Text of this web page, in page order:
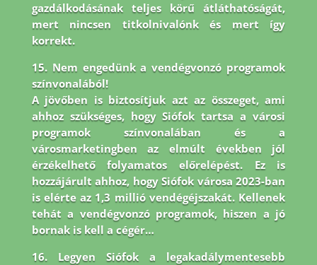
gazdálkodásának teljes körű átláthatóságát,
mert nincsen titkolnivalónk és mert így
korrekt.
15. Nem engedünk a vendégvonzó programok
színvonalából!
A jövőben is biztosítjuk azt az összeget, ami
ahhoz szükséges, hogy Siófok tartsa a városi
programok színvonalában és a
városmarketingben az elmúlt években jól
érzékelhető folyamatos előrelépést. Ez is
hozzájárult ahhoz, hogy Siófok városa 2023-ban
is elérte az 1,3 millió vendégéjszakát. Kellenek
tehát a vendégvonzó programok, hiszen a jó
bornak is kell a cégér…
16. Legyen Siófok a legakadálymentesebb